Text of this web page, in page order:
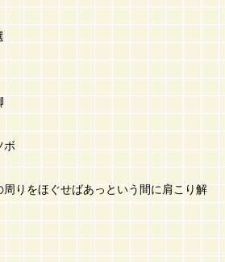
ボ
りをほぐせばあっという間に肩こり解